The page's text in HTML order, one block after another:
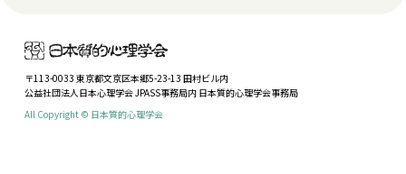
〒113-0033 東京都文京区本郷5-23-13 田村ビル内
公益社団法人日本心理学会 JPASS事務局内 日本質的心理学会事務局
All Copyright © 日本質的心理学会